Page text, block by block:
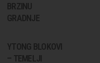
BRZINU
GRADNJE
YTONG BLOKOVI
– TEMELJI